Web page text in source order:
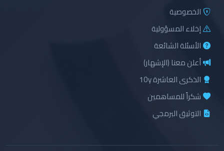
الخصوصية
إخلاء المسؤولية
الأسئلة الشائعة
أعلن معنا (الإشهار)
الذكرى العاشرة 10y
شكراً للمساهمين
التوثيق البرمجي